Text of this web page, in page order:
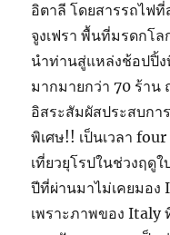
อิตาลี โดยสารรถไฟ
จูงเฟรา พื้นที่มรดกโ
นำท่านสู่แหล่งช้อปปิ้
มากมายกว่า 70 ร้า
อิสระสัมผัสประสบก
พิเศษ!! เป็นเวลา
เที่ยวยุโรปในช่วงฤดู
ปีที่ผ่านมาไม่เคยมอง
เพราะภาพของ Italy